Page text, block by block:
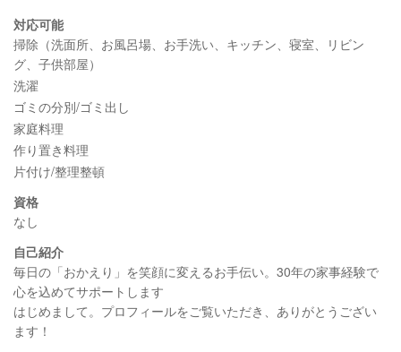
対応可能
掃除（洗面所、お風呂場、お手洗い、キッチン、寝室、リビン
グ、子供部屋）
洗濯
ゴミの分別/ゴミ出し
家庭料理
作り置き料理
片付け/整理整頓
資格
なし
自己紹介
毎日の「おかえり」を笑顔に変えるお手伝い。30年の家事経験で
心を込めてサポートします
はじめまして。プロフィールをご覧いただき、ありがとうござい
ます！